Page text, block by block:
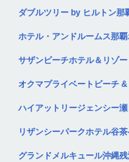
ダブルツリー by ヒルトン那
ホテル・アンドルームス那覇
サザンビーチホテル＆リゾ
オクマプライベートビーチ &
ハイアットリージェンシー
リザンシーパークホテル谷茶
グランドメルキュール沖縄